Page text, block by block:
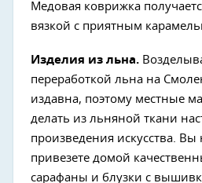
Медовая коврижка
вязкой с приятным
Изделия из льна.
переработкой льна на
издавна, поэтому местные
делать из льняной ткани
произведения искусства. Вы
привезете домой
сарафаны и блузки с